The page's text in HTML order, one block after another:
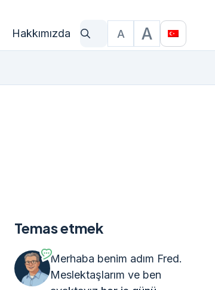
Hakkımızda
Ne arıyorsun?
Yazı Boyutu
A A
Temas etmek
Merhaba benim adım Fred.
Meslektaşlarım ve ben